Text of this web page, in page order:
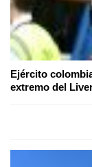
Ejército
extremo del